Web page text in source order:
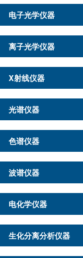
电子光学仪器
离子光学仪器
X射线仪器
光谱仪器
色谱仪器
波谱仪器
电化学仪器
生化分离分析仪器